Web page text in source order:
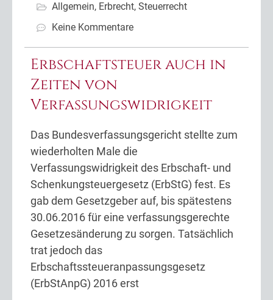
Allgemein, Erbrecht, Steuerrecht
Keine Kommentare
Erbschaftsteuer auch in
Zeiten von
Verfassungswidrigkeit
Das Bundesverfassungsgericht stellte zum
wiederholten Male die
Verfassungswidrigkeit des Erbschaft- und
Schenkungsteuergesetz (ErbStG) fest. Es
gab dem Gesetzgeber auf, bis spätestens
30.06.2016 für eine verfassungsgerechte
Gesetzesänderung zu sorgen. Tatsächlich
trat jedoch das
Erbschaftssteueranpassungsgesetz
(ErbStAnpG) 2016 erst